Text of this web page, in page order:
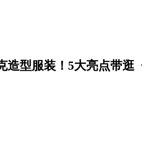
造型服装！5大亮点带逛